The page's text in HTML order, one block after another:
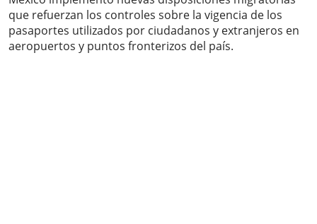
que refuerzan los controles sobre la vigencia de los
pasaportes utilizados por ciudadanos y extranjeros en
aeropuertos y puntos fronterizos del país.